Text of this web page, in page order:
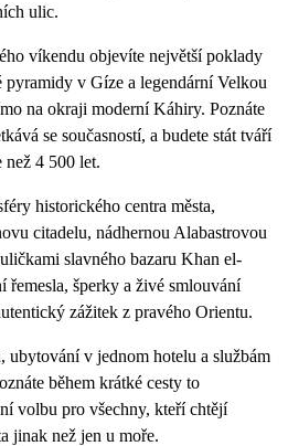
ulic.
víkendu objevíte největší poklady
pyramidy v Gíze a legendární Velkou
na okraji moderní Káhiry. Poznáte
se současností, a budete stát tváří
než 4 500 let.
historického centra města,
citadelu, nádhernou Alabastrovou
slavného bazaru Khan el-
šperky a živé smlouvání
zážitek z pravého Orientu.
v jednom hotelu a službám
během krátké cesty to
volbu pro všechny, kteří chtějí
jinak než jen u moře.